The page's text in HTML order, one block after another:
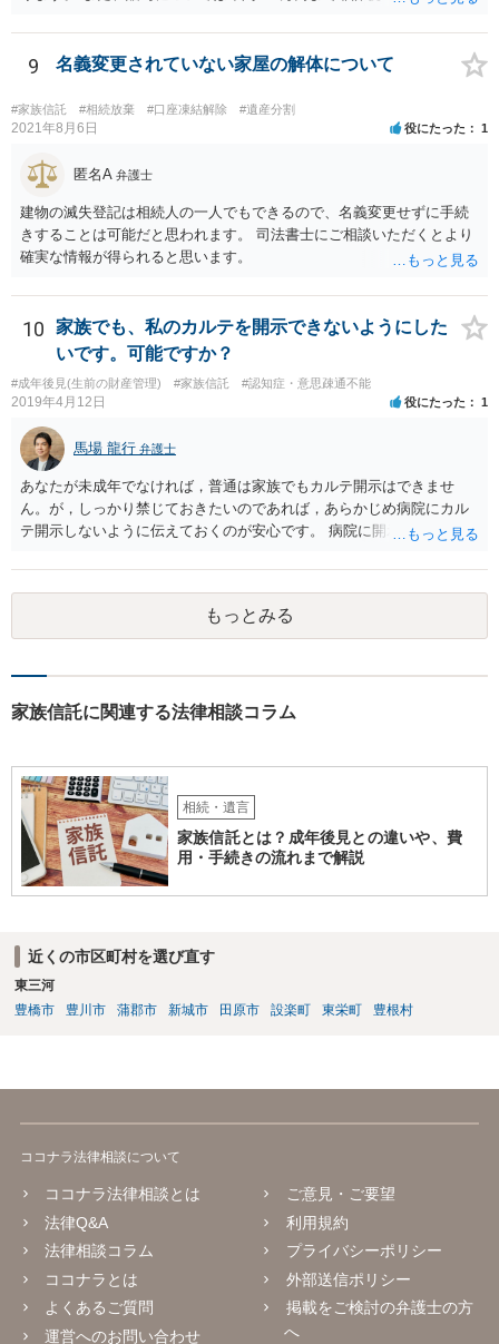
9 名義変更されていない家屋の解体について
#家族信託 #相続放棄 #口座凍結解除 #遺産分割
2021年8月6日 役にたった 1
匿名A 弁護士
建物の滅失登記は相続人の一人でもできるので、名義変更せずに手続
きすることは可能だと思われます。 司法書士にご相談いただくとより
確実な情報が得られると思います。
10
家族でも、私のカルテを開示できないようにした
いです。可能ですか？
#成年後見(生前の財産管理) #家族信託 #認知症・意思疎通不能
2019年4月12日 役にたった 1
馬場 龍行 弁護士
あなたが未成年でなければ，普通は家族でもカルテ開示はできませ
ん。が，しっかり禁じておきたいのであれば，あらかじめ病院にカル
テ開示しないように伝えておくのが安心です。 病院に開示しないよう
可能性は低いのでコストパフォーマンスとしてはどうかなという感じ
がします。
もっとみる
家族信託に関連する法律相談コラム
相続・遺言
家族信託とは？成年後見との違いや、費
用・手続きの流れまで解説
近くの市区町村を選び直す
東三河
豊橋市
豊川市 蒲郡市 新城市 田原市 設楽町 東栄町 豊根村
ココナラ法律相談について
ココナラ法律相談とは
法律Q&A
法律相談コラム
ココナラとは
よくあるご質問
運営へのお問い合わせ
ご意見・ご要望
利用規約
プライバシーポリシー
外部送信ポリシー
掲載をご検討の弁護士の方
へ